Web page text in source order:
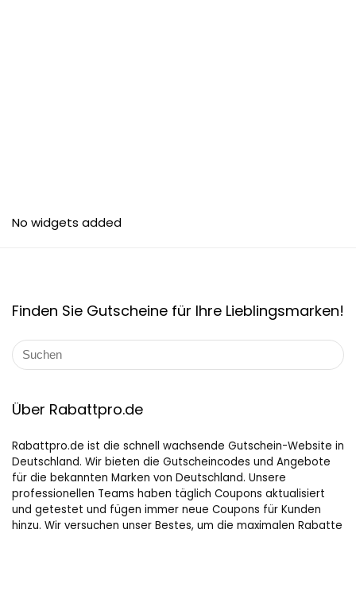
No widgets added
Finden Sie Gutscheine für Ihre Lieblingsmarken!
Über Rabattpro.de
Rabattpro.de ist die schnell wachsende Gutschein-Website in
Deutschland. Wir bieten die Gutscheincodes und Angebote
für die bekannten Marken von Deutschland. Unsere
professionellen Teams haben täglich Coupons aktualisiert
und getestet und fügen immer neue Coupons für Kunden
hinzu. Wir versuchen unser Bestes, um die maximalen Rabatte